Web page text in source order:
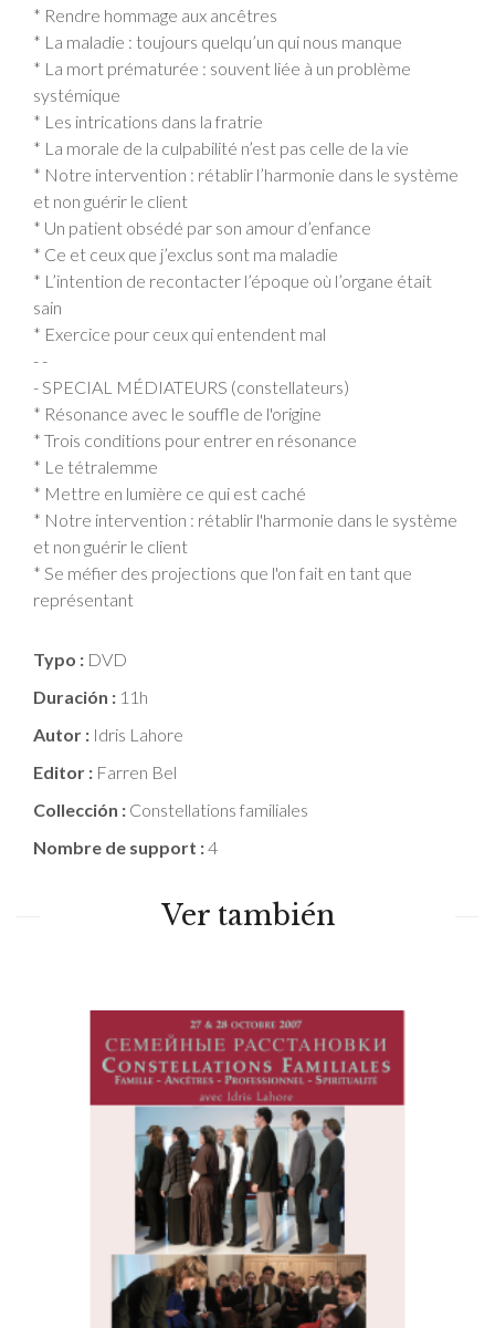
* Rendre hommage aux ancêtres
* La maladie : toujours quelqu’un qui nous manque
* La mort prématurée : souvent liée à un problème
systémique
* Les intrications dans la fratrie
* La morale de la culpabilité n’est pas celle de la vie
* Notre intervention : rétablir l’harmonie dans le système
et non guérir le client
* Un patient obsédé par son amour d’enfance
* Ce et ceux que j’exclus sont ma maladie
* L’intention de recontacter l’époque où l’organe était
sain
* Exercice pour ceux qui entendent mal
- -
- SPECIAL MÉDIATEURS (constellateurs)
* Résonance avec le souffle de l'origine
* Trois conditions pour entrer en résonance
* Le tétralemme
* Mettre en lumière ce qui est caché
* Notre intervention : rétablir l'harmonie dans le système
et non guérir le client
* Se méfier des projections que l'on fait en tant que
représentant
Typo : DVD
Duración : 11h
Autor : Idris Lahore
Editor : Farren Bel
Collección : Constellations familiales
Nombre de support :4
Ver también